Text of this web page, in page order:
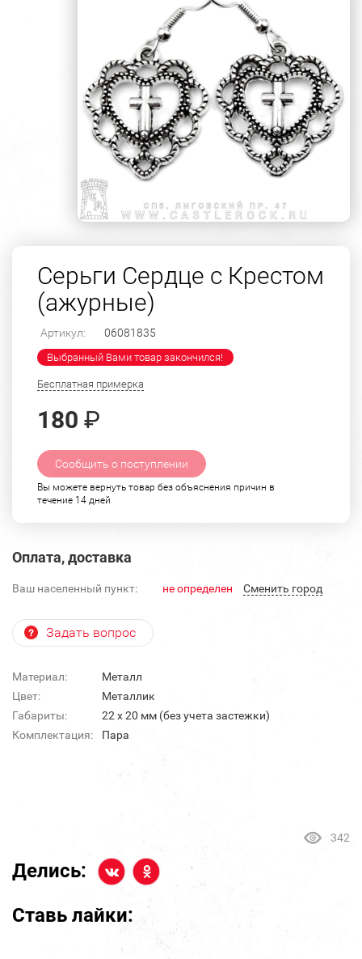
Серьги Сердце с Крестом
(ажурные)
Артикул: 06081835
Выбранный Вами товар закончился!
Бесплатная примерка
180 ₽
Сообщить о поступлении
Вы можете вернуть товар без объяснения причин в
течение 14 дней
Оплата, доставка
Ваш населенный пункт: не определен Cменить город
Задать вопрос
Материал:
Металл
Цвет:
Металлик
Габариты:
22 х 20 мм (без учета застежки)
Комплектация:
Пара
342
Делись:
Ставь лайки: